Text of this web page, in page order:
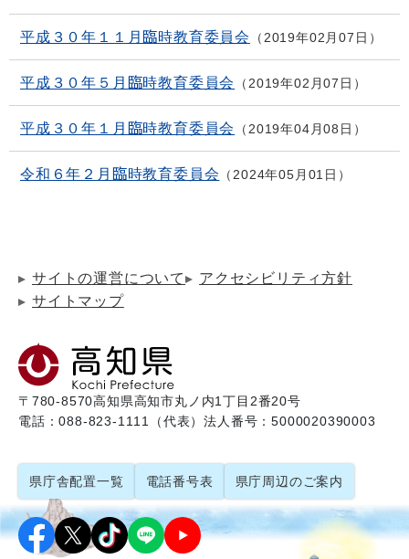
平成３０年１１月臨時教育委員会 2019年02月07日
平成３０年５月臨時教育委員会 2019年02月07日
平成３０年１月臨時教育委員会 2019年04月08日
令和６年２月臨時教育委員会 2024年05月01日
サイトの運営について
アクセシビリティ方針
サイトマップ
〒780-8570高知県高知市丸ノ内1丁目2番20号
電話：088-823-1111（代表）法人番号：5000020390003
県庁舎配置一覧 電話番号表 県庁周辺のご案内